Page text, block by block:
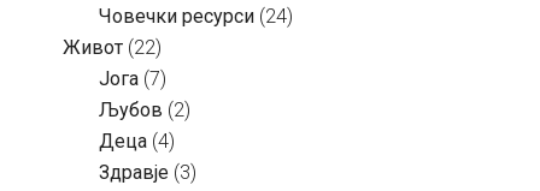
Човечки ресурси (24)
Живот (22)
Јога (7)
Љубов (2)
Деца (4)
Здравје (3)